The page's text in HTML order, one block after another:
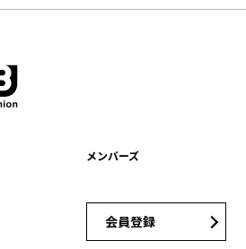
メンバーズ
会員登録